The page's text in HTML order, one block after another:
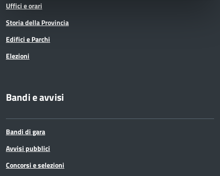
Uffici e orari
Storia della Provincia
Edifici e Parchi
Elezioni
Bandi e avvisi
Bandi di gara
Avvisi pubblici
Concorsi e selezioni